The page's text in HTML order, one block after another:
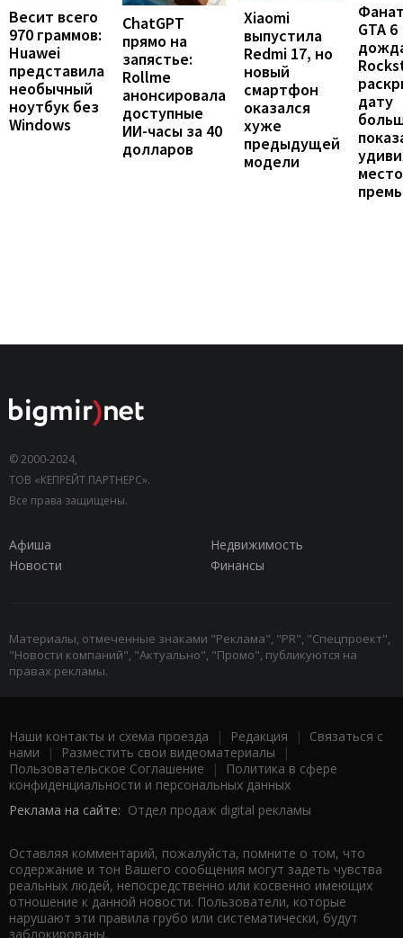
Весит всего
970 граммов:
Huawei
представила
необычный
ноутбук без
Windows
ChatGPT
прямо на
запястье:
Rollme
анонсировала
доступные
ИИ-часы за 40
долларов
Xiaomi
выпустила
Redmi 17, но
новый
смартфон
оказался
хуже
предыдущей
модели
GTA 6
дату
© 2000-2024,
ТОВ «КЕПРЕЙТ ПАРТНЕРС».
Все права защищены.
Афиша
Недвижимость
Новости
Финансы
Материалы, отмеченные знаками "Реклама", "PR", "Спецпроект",
"Новости компаний", "Актуально", "Промо", публикуются на
правах рекламы.
Наши контакты и схема проезда | Редакция | Связаться с
нами | Разместить свои видеоматериалы |
Пользовательское Соглашение |
Политика в сфере
конфиденциальности и персональных данных
Реклама на сайте: Отдел продаж digital рекламы
Оставляя комментарий, пожалуйста, помните о том, что
содержание и тон Вашего сообщения могут задеть чувства
реальных людей, непосредственно или косвенно имеющих
отношение к данной новости. Пользователи, которые
нарушают эти правила грубо или систематически, будут
заблокированы.